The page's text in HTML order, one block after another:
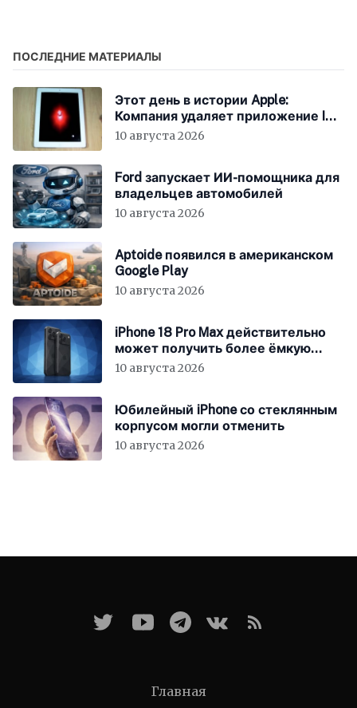
ПОСЛЕДНИЕ МАТЕРИАЛЫ
Этот день в истории Apple:
Компания удаляет приложение I
Am Rich после скандала
10 августа 2026
Ford запускает ИИ-помощника для
владельцев автомобилей
10 августа 2026
Aptoide появился в американском
Google Play
10 августа 2026
iPhone 18 Pro Max действительно
может получить более ёмкую
батарею
10 августа 2026
Юбилейный iPhone со стеклянным
корпусом могли отменить
10 августа 2026
Главная